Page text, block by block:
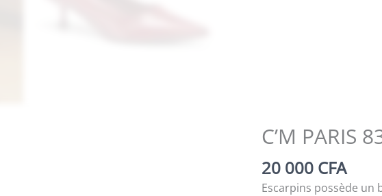
C’M PARIS
20 000 CFA
Escarpins possède